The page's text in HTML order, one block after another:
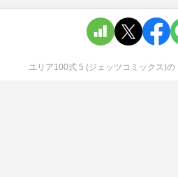
ユリア100式 5 (ジェッツコミックス)の